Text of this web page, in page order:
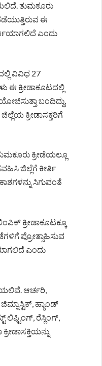
ತುಮಕೂರು
ಈ
ಎಂದು
ವಿವಿಧ 27
ಈ ಕ್ರೀಡಾಕೂಟದಲ್ಲಿ
ಬಂದಿದ್ದು,
ಕ್ರೀಡಾಸಕ್ತರಿಗೆ
ಕ್ರೀಡೆಯಲ್ಲೂ
ಜಿಲ್ಲೆಗೆ ಕೀರ್ತಿ
ಸಿಗುವಂತೆ
ಕ್ರೀಡಾಕೂಟಕ್ಕೂ
ಪ್ರೋತ್ಸಾಹಿಸುವ
ಎಂದು
ಆರ್ಚರಿ,
ಹ್ಯಾಂಡ್
ರೆಸ್ಲಿಂಗ್,